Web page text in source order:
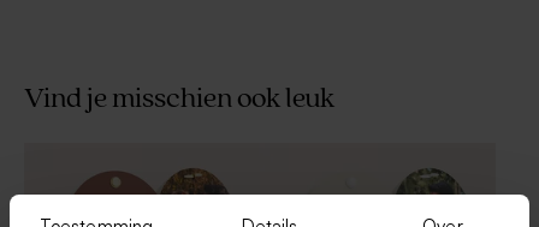
Vind je misschien ook leuk